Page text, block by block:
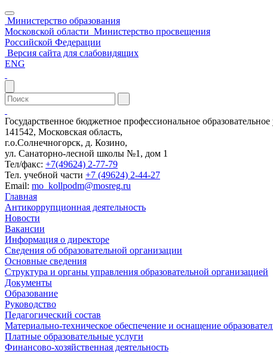
Министерство образования
Московской области Министерство просвещения
Российской Федерации
Версия сайта для слабовидящих
ENG
Государственное бюджетное профессиональное
141542, Московская область,
г.о.Солнечногорск, д. Козино,
ул. Санаторно-лесной школы №1, дом 1
Тел/факс: +7(49624) 2-77-79
Тел. учебной части +7 (49624) 2-44-27
Email: mo_kollpodm@mosreg.ru
Главная
Антикоррупционная деятельность
Новости
Вакансии
Информация о директоре
Сведения об образовательной организации
Основные сведения
Структура и органы управления образовательной организацией
Документы
Образование
Руководство
Педагогический состав
Материально-техническое обеспечение и оснащение
Платные образовательные услуги
Финансово-хозяйственная деятельность